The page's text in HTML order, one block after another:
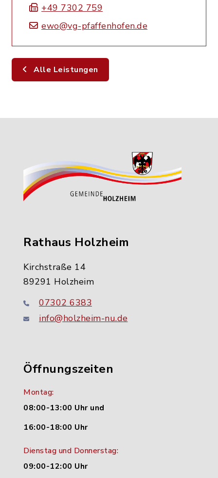
+49 7302 759
ewo@vg-pfaffenhofen.de
Alle Leistungen
Rathaus Holzheim
Kirchstraße 14
89291 Holzheim
07302 6383
info@holzheim-nu.de
Öffnungszeiten
Montag:
08:00-13:00 Uhr und
16:00-18:00 Uhr
Dienstag und Donnerstag:
09:00-12:00 Uhr